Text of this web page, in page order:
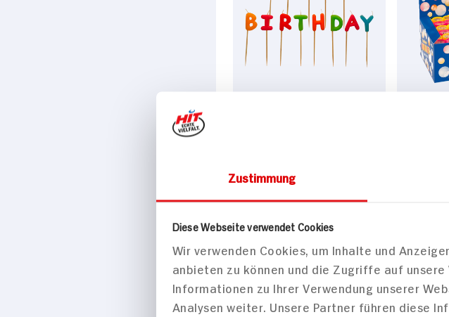
Zustimmung
Diese Webseite verwendet Cookies
Wir verwenden Cookies, um Inhalte und
anbieten zu können und die Zugriffe auf
Informationen zu Ihrer Verwendung unserer
Analysen weiter. Unsere Partner führen diese